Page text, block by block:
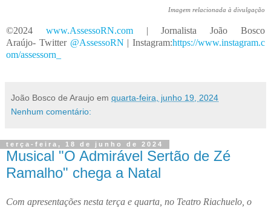
Imagem relacionada à divulgação
©2024 www.AssessoRN.com| Jornalista João Bosco
Araújo- Twitter @AssessoRN | Instagram:https://www.instagram.c
om/assessorn_
João Bosco de Araujo em quarta-feira, junho 19, 2024
Nenhum comentário:
terça-feira, 18 de junho de 2024
Musical "O Admirável Sertão de Zé
Ramalho" chega a Natal
Com apresentações nesta terça e quarta, no Teatro Riachuelo, o